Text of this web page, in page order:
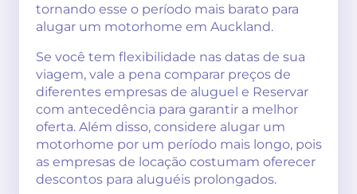
tornando esse o período mais barato para
alugar um motorhome em Auckland.
Se você tem flexibilidade nas datas de sua
viagem, vale a pena comparar preços de
diferentes empresas de aluguel e Reservar
com antecedência para garantir a melhor
oferta. Além disso, considere alugar um
motorhome por um período mais longo, pois
as empresas de locação costumam oferecer
descontos para aluguéis prolongados.